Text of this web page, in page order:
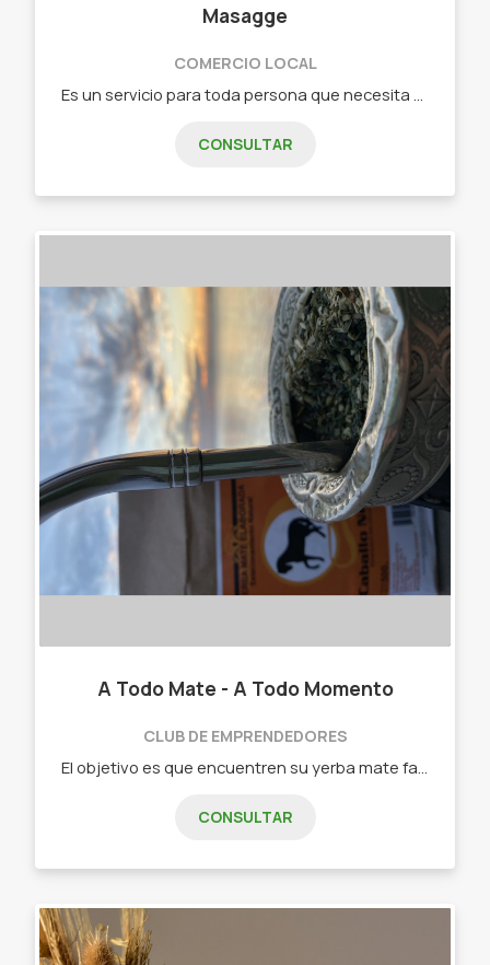
Masagge
COMERCIO LOCAL
CONSULTAR
A Todo Mate - A Todo Momento
CLUB DE EMPRENDEDORES
CONSULTAR